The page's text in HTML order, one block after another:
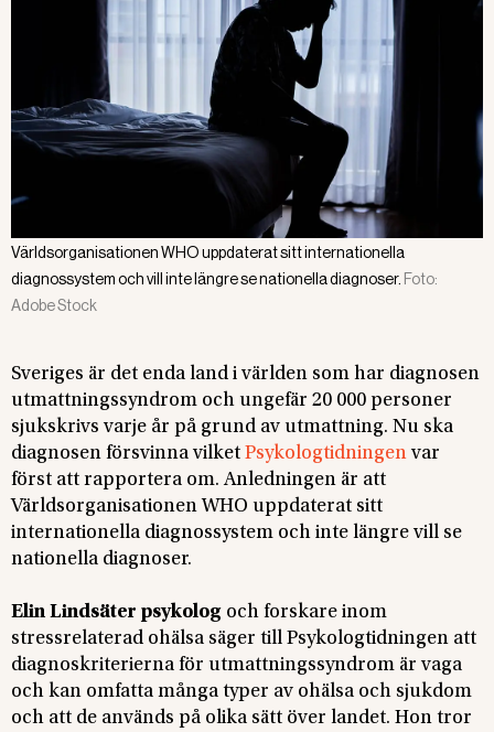
Världsorganisationen WHO uppdaterat sitt internationella
diagnossystem och vill inte längre se nationella diagnoser. Foto:
Adobe Stock
Sveriges är det enda land i världen som har diagnosen
utmattningssyndrom och ungefär 20 000 personer
sjukskrivs varje år på grund av utmattning. Nu ska
diagnosen försvinna vilket Psykologtidningen var
först att rapportera om. Anledningen är att
Världsorganisationen WHO uppdaterat sitt
internationella diagnossystem och inte längre vill se
nationella diagnoser.
Elin Lindsäter psykolog och forskare inom
stressrelaterad ohälsa säger till Psykologtidningen att
diagnoskriterierna för utmattningssyndrom är vaga
och kan omfatta många typer av ohälsa och sjukdom
och att de används på olika sätt över landet. Hon tror